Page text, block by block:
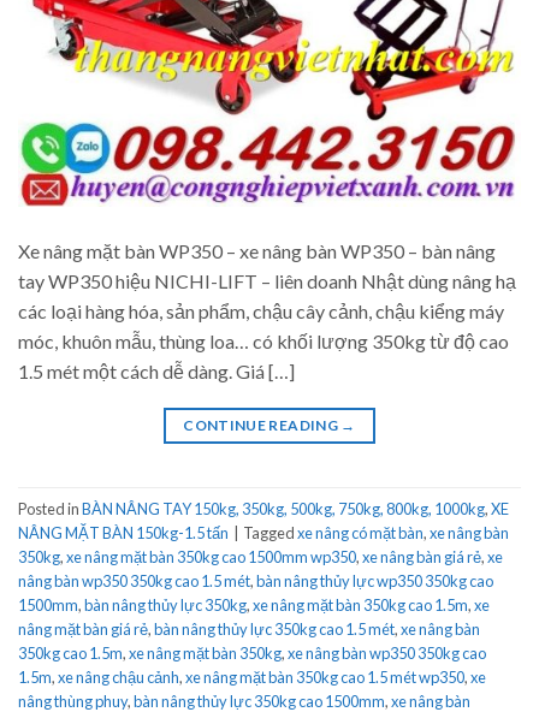
Xe nâng mặt bàn WP350 – xe nâng bàn WP350 – bàn nâng
tay WP350 hiệu NICHI-LIFT – liên doanh Nhật dùng nâng hạ
các loại hàng hóa, sản phẩm, chậu cây cảnh, chậu kiểng máy
móc, khuôn mẫu, thùng loa… có khối lượng 350kg từ độ cao
1.5 mét một cách dễ dàng. Giá […]
CONTINUE READING →
Posted inBÀN NÂNG TAY 150kg, 350kg, 500kg, 750kg, 800kg, 1000kg,XE
NÂNG MẶT BÀN 150kg-1.5 tấn
Taggedxe nâng có mặt bàn,xe nâng bàn
350kg,xe nâng mặt bàn 350kg cao 1500mm wp350,xe nâng bàn giá rẻ,xe
nâng bàn wp350 350kg cao 1.5 mét,bàn nâng thủy lực wp350 350kg cao
1500mm,bàn nâng thủy lực 350kg,xe nâng mặt bàn 350kg cao 1.5m,xe
nâng mặt bàn giá rẻ,bàn nâng thủy lực 350kg cao 1.5 mét,xe nâng bàn
350kg cao 1.5m,xe nâng mặt bàn 350kg,xe nâng bàn wp350 350kg cao
1.5m,xe nâng chậu cảnh,xe nâng mặt bàn 350kg cao 1.5 mét wp350,xe
nâng thùng phuy,bàn nâng thủy lực 350kg cao 1500mm,xe nâng bàn